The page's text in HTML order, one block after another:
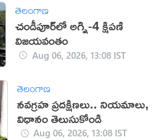
తెలంగాణ
చండీపూర్‌లో అగ్ని-4 క్షిపణి
విజయవంతం
Aug 06, 2026, 13:08 IST
తెలంగాణ
నవగ్రహ ప్రదక్షిణలు.. నియమాలు,
విధానం తెలుసుకోండి
Aug 06, 2026, 13:08 IST